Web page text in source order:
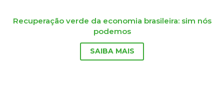
Recuperação verde da economia brasileira: sim nós
podemos
SAIBA MAIS